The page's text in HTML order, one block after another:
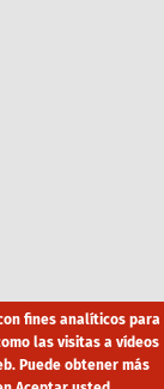
Mapa Web
fines analíticos para
las visitas a vídeos
Puede obtener más